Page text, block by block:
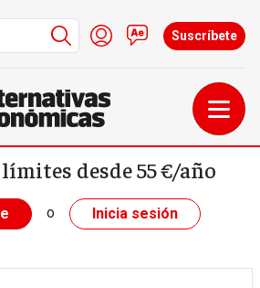
Menú de cuenta de
Iniciar sesión
Contacto
Suscríbete
desde 55 €/año
o Inicia sesión